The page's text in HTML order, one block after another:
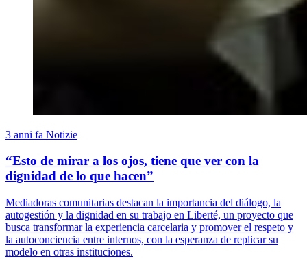
3 anni fa Notizie
“Esto de mirar a los ojos, tiene que ver con la
dignidad de lo que hacen”
Mediadoras comunitarias destacan la importancia del diálogo, la
autogestión y la dignidad en su trabajo en Liberté, un proyecto que
busca transformar la experiencia carcelaria y promover el respeto y
la autoconciencia entre internos, con la esperanza de replicar su
modelo en otras instituciones.